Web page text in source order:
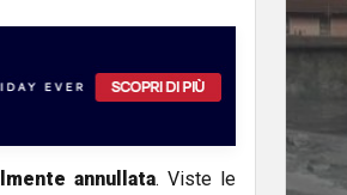
annullata. Viste le